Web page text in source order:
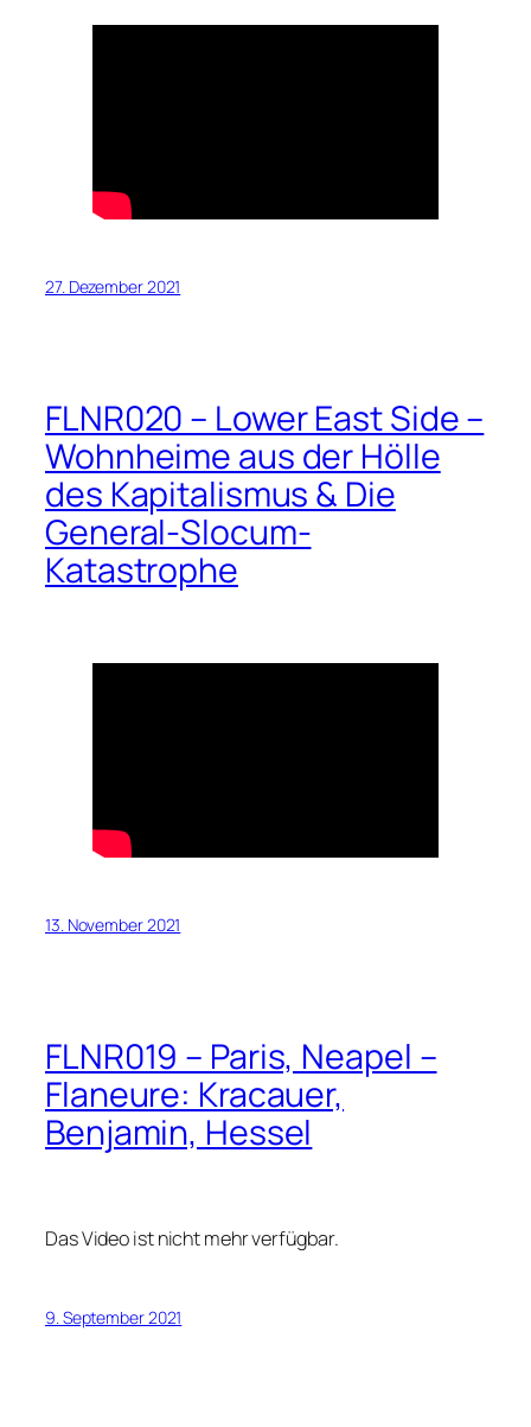
27. Dezember 2021
FLNR020 – Lower East Side –
Wohnheime aus der Hölle
des Kapitalismus & Die
General-Slocum-
Katastrophe
13. November 2021
FLNR019 – Paris, Neapel –
Flaneure: Kracauer,
Benjamin, Hessel
Das Video ist nicht mehr verfügbar.
9. September 2021